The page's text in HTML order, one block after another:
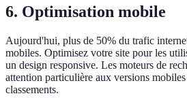
6. Optimisation mobile
Aujourd'hui, plus de 50% du trafic
mobiles. Optimisez votre site pour les
un design responsive. Les moteurs de
attention particulière aux versions mobiles
classements.